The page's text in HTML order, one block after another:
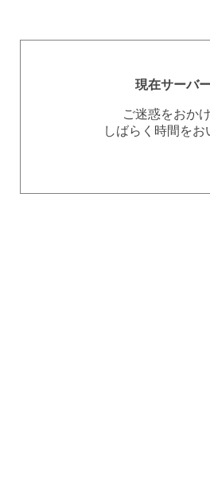
現在サーバ
ご迷惑をおか
しばらく時間を